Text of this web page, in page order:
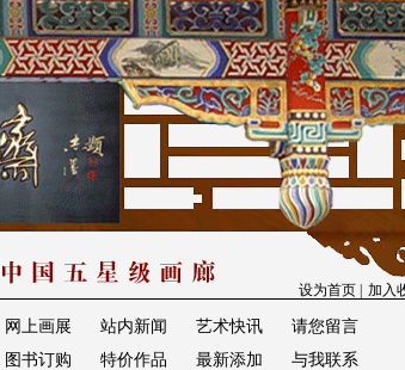
设为首页 加入
网上画展 站内新闻 艺术快讯
请您留言
图书订购 特价作品 最新添加 与我联系